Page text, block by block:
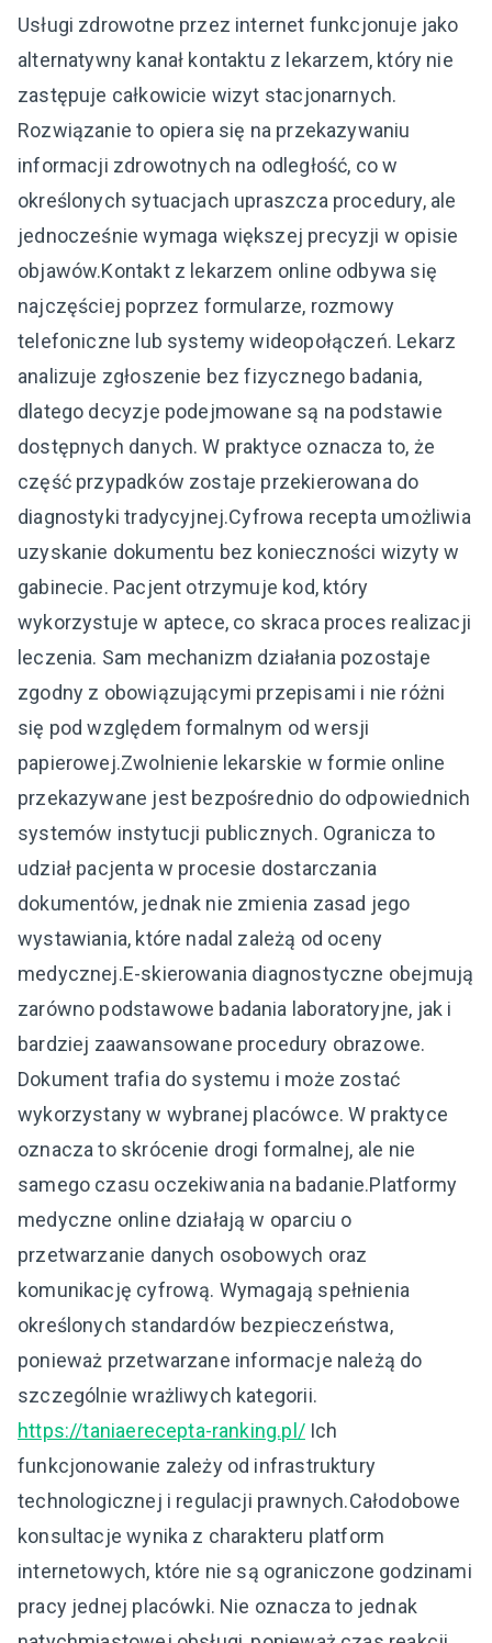
Usługi zdrowotne przez internet funkcjonuje jako
alternatywny kanał kontaktu z lekarzem, który nie
zastępuje całkowicie wizyt stacjonarnych.
Rozwiązanie to opiera się na przekazywaniu
informacji zdrowotnych na odległość, co w
określonych sytuacjach upraszcza procedury, ale
jednocześnie wymaga większej precyzji w opisie
objawów.Kontakt z lekarzem online odbywa się
najczęściej poprzez formularze, rozmowy
telefoniczne lub systemy wideopołączeń. Lekarz
analizuje zgłoszenie bez fizycznego badania,
dlatego decyzje podejmowane są na podstawie
dostępnych danych. W praktyce oznacza to, że
część przypadków zostaje przekierowana do
diagnostyki tradycyjnej.Cyfrowa recepta umożliwia
uzyskanie dokumentu bez konieczności wizyty w
gabinecie. Pacjent otrzymuje kod, który
wykorzystuje w aptece, co skraca proces realizacji
leczenia. Sam mechanizm działania pozostaje
zgodny z obowiązującymi przepisami i nie różni
się pod względem formalnym od wersji
papierowej.Zwolnienie lekarskie w formie online
przekazywane jest bezpośrednio do odpowiednich
systemów instytucji publicznych. Ogranicza to
udział pacjenta w procesie dostarczania
dokumentów, jednak nie zmienia zasad jego
wystawiania, które nadal zależą od oceny
medycznej.E-skierowania diagnostyczne obejmują
zarówno podstawowe badania laboratoryjne, jak i
bardziej zaawansowane procedury obrazowe.
Dokument trafia do systemu i może zostać
wykorzystany w wybranej placówce. W praktyce
oznacza to skrócenie drogi formalnej, ale nie
samego czasu oczekiwania na badanie.Platformy
medyczne online działają w oparciu o
przetwarzanie danych osobowych oraz
komunikację cyfrową. Wymagają spełnienia
określonych standardów bezpieczeństwa,
ponieważ przetwarzane informacje należą do
szczególnie wrażliwych kategorii.
https://taniaerecepta-ranking.pl/Ich
funkcjonowanie zależy od infrastruktury
technologicznej i regulacji prawnych.Całodobowe
konsultacje wynika z charakteru platform
internetowych, które nie są ograniczone godzinami
pracy jednej placówki. Nie oznacza to jednak